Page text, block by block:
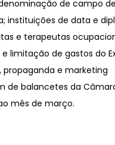
de campo
instituições de data e
e terapeutas
limitação de gastos do
e marketing
de balancetes da
mês de março.